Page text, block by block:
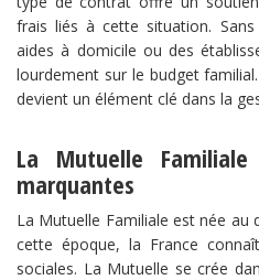
frais liés à cette situation.
aides à domicile ou des
lourdement sur le budget
devient un élément clé dans la
La Mutuelle
marquantes
La Mutuelle Familiale est née au
cette époque, la France
sociales. La Mutuelle se crée